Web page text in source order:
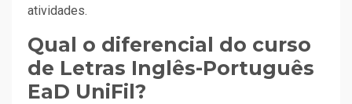
atividades.
Qual o diferencial do curso
de Letras Inglês-Português
EaD UniFil?